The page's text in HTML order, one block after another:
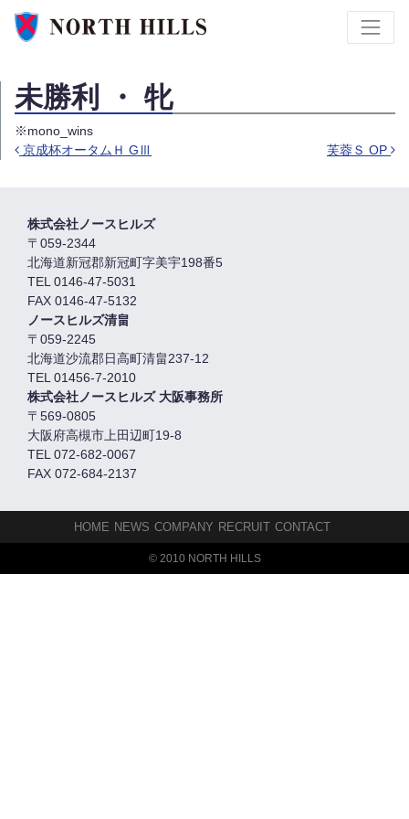
未勝利 ・ 牝
※mono_wins
京成杯オータムＨ GⅢ 芙蓉Ｓ OP
株式会社ノースヒルズ
〒059-2344
北海道新冠郡新冠町字美宇198番5
TEL 0146-47-5031
FAX 0146-47-5132
ノースヒルズ清畠
〒059-2245
北海道沙流郡日高町清畠237-12
TEL 01456-7-2010
株式会社ノースヒルズ 大阪事務所
〒569-0805
大阪府高槻市上田辺町19-8
TEL 072-682-0067
FAX 072-684-2137
HOME NEWS COMPANY RECRUIT CONTACT
© 2010 NORTH HILLS